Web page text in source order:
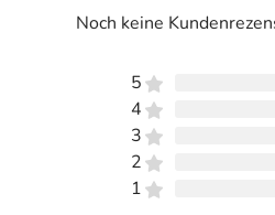
Noch keine
5
4
3
2
1